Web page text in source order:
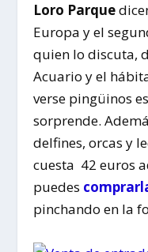
Loro Parque
Europa y el
quien lo discuta,
Acuario y el
verse pingüinos
sorprende.
delfines, orcas y
cuesta 42 euros
puedes
pinchando en la